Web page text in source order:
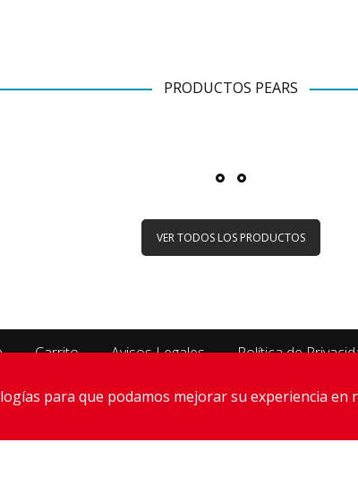
PRODUCTOS PEARS
VER TODOS LOS PRODUCTOS
Carrito Avisos Legales Política de
para que podamos mejorar su experiencia en